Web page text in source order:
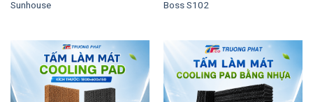
Sunhouse
Boss S102